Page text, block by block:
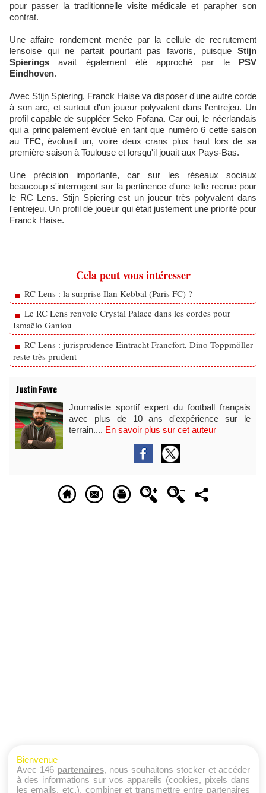
pour passer la traditionnelle visite médicale et parapher son
contrat.
Une affaire rondement menée par la cellule de recrutement
lensoise qui ne partait pourtant pas favoris, puisque Stijn
Spierings avait également été approché par le PSV
Eindhoven.
Avec Stijn Spiering, Franck Haise va disposer d'une autre corde
à son arc, et surtout d'un joueur polyvalent dans l'entrejeu. Un
profil capable de suppléer Seko Fofana. Car oui, le néerlandais
qui a principalement évolué en tant que numéro 6 cette saison
au TFC, évoluait un, voire deux crans plus haut lors de sa
première saison à Toulouse et lorsqu'il jouait aux Pays-Bas.
Une précision importante, car sur les réseaux sociaux
beaucoup s'interrogent sur la pertinence d'une telle recrue pour
le RC Lens. Stijn Spiering est un joueur très polyvalent dans
l'entrejeu. Un profil de joueur qui était justement une priorité pour
Franck Haise.
Cela peut vous intéresser
RC Lens : la surprise Ilan Kebbal (Paris FC) ?
Le RC Lens renvoie Crystal Palace dans les cordes pour
Ismaëlo Ganiou
RC Lens : jurisprudence Eintracht Francfort, Dino Toppmöller
reste très prudent
Justin Favre
Journaliste sportif expert du football français
avec plus de 10 ans d'expérience sur le
terrain.... En savoir plus sur cet auteur
Bienvenue
Avec 146 partenaires, nous souhaitons stocker et accéder
à des informations sur vos appareils (cookies, pixels dans
les emails, etc.), combiner et transmettre entre partenaires